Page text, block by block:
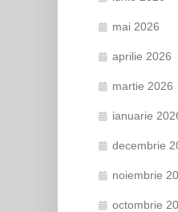
mai 2026
aprilie 2026
martie 2026
ianuarie
decembrie
noiembrie
octombrie